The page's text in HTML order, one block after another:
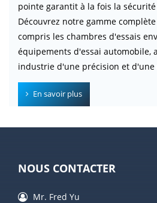
pointe garantit à la fois la
Découvrez notre gamme
compris les chambres d'essais
équipements d'essai automobile,
industrie d'une précision et d'une
En savoir plus
NOUS CONTACTER
Mr. Fred Yu